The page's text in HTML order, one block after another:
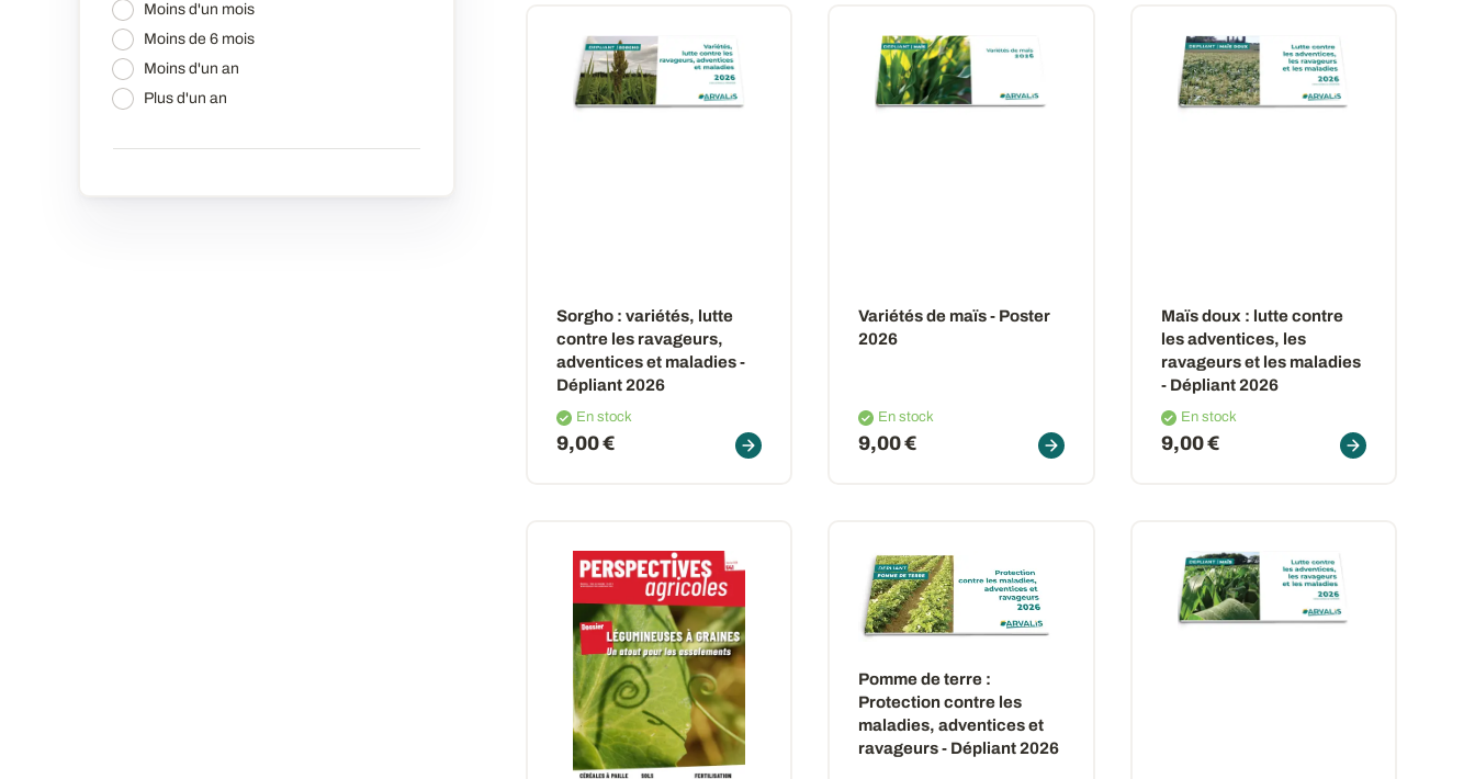
Moins d'un mois
Moins de 6 mois
Moins d'un an
Plus d'un an
Sorgho : variétés, lutte
contre les ravageurs,
adventices et maladies -
Dépliant 2026
En stock
9,00 €
Variétés de maïs - Poster
2026
En stock
9,00 €
Maïs doux : lutte contre
les adventices, les
ravageurs et les maladies
- Dépliant 2026
En stock
9,00 €
Pomme de terre :
Protection contre les
maladies, adventices et
ravageurs - Dépliant 2026